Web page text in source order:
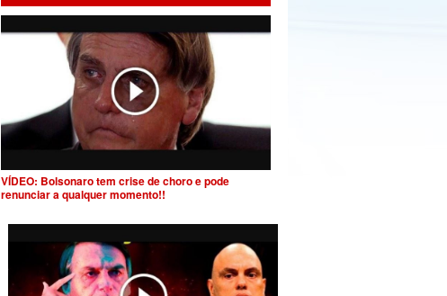
VÍDEO: Bolsonaro tem crise de choro e pode
renunciar a qualquer momento!!